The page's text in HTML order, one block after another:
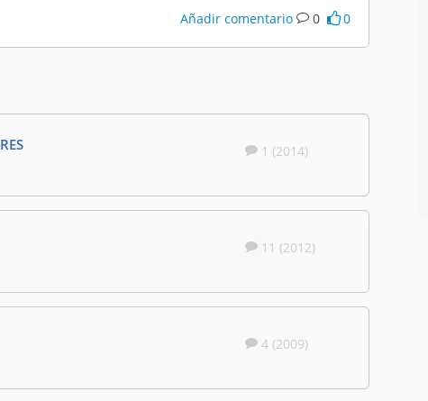
Añadir comentario 0 0
1 (2014)
11 (2012)
4 (2009)